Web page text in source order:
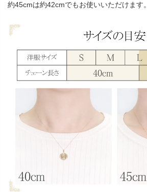
約45cmは約42cmでもお使いいただけます。